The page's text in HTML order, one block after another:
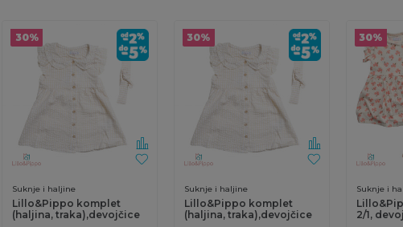
30%
Suknje i haljine
Lillo&Pippo komplet
(haljina, traka),devojčice
30%
Suknje i haljine
Lillo&Pippo komplet
(haljina, traka),devojčice
30%
Suknje i
2/1,